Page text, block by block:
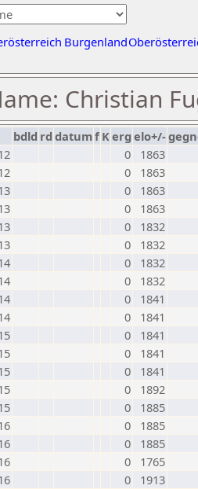
Burgenland
Christian
bdld rd datumf Kerg elo+/-
0
1863
0
1863
0
1863
0
1863
0
1832
0
1832
0
1832
0
1832
0
1841
0
1841
0
1841
0
1841
0
1841
0
1892
0
1885
0
1885
0
1885
0
1765
0
1913